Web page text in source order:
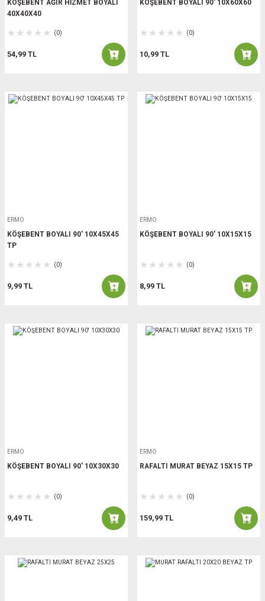
KÖŞEBENT AĞIR HİZMET BOYALI
40X40X40
(0)
54,99 TL
KÖŞEBENT BOYALI 90' 10X60X60
(0)
10,99 TL
ERMO
KÖŞEBENT BOYALI 90' 10X45X45
TP
(0)
9,99 TL
ERMO
KÖŞEBENT BOYALI 90' 10X15X15
(0)
8,99 TL
ERMO
KÖŞEBENT BOYALI 90' 10X30X30
(0)
9,49 TL
ERMO
RAFALTI MURAT BEYAZ 15X15 TP
(0)
159,99 TL